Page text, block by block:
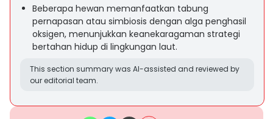
Beberapa hewan memanfaatkan tabung
pernapasan atau simbiosis dengan alga penghasil
oksigen, menunjukkan keanekaragaman strategi
bertahan hidup di lingkungan laut.
This section summary was AI-assisted and reviewed by
our editorial team.